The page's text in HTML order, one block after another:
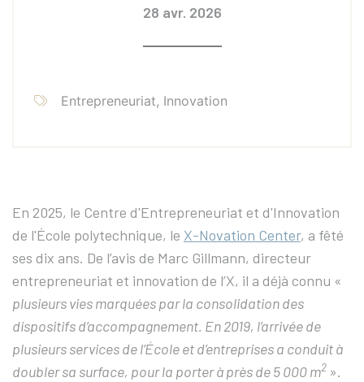
28 avr. 2026
Entrepreneuriat, Innovation
En 2025, le Centre d'Entrepreneuriat et d'Innovation
de l'École polytechnique, le X-Novation Center, a fêté
ses dix ans. De l’avis de Marc Gillmann, directeur
entrepreneuriat et innovation de l’X, il a déjà connu «
plusieurs vies marquées par la consolidation des
dispositifs d’accompagnement. En 2019, l’arrivée de
plusieurs services de l’École et d’entreprises a conduit à
doubler sa surface, pour la porter à près de 5 000 m2 ».